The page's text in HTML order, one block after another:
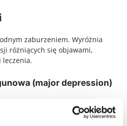
zaburzeniem. Wyróżnia
różniących się objawami,
(major depression)
charakteryzująca się
depresyjnymi bez